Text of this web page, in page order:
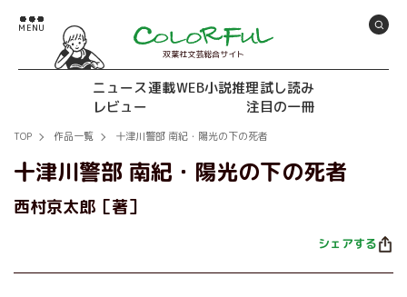
双葉社文芸総合サイト
ニュース連載WEB小説推理試し読み
レビュー
注目の一冊
TOP 作品一覧 十津川警部 南紀・陽光の下の死者
十津川警部 南紀・陽光の下の死者
西村京太郎［著］
シェアする